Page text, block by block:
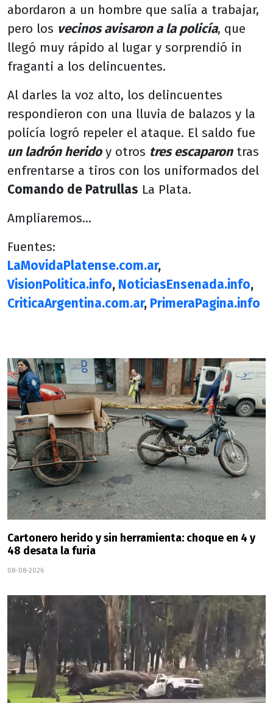
abordaron a un hombre que salía a trabajar,
pero los vecinos avisaron a la policía, que
llegó muy rápido al lugar y sorprendió in
fraganti a los delincuentes.
Al darles la voz alto, los delincuentes
respondieron con una lluvia de balazos y la
policía logró repeler el ataque. El saldo fue
un ladrón heridoy otros tres escaparontras
enfrentarse a tiros con los uniformados del
Comando de Patrullas La Plata.
Ampliaremos...
Fuentes:
LaMovidaPlatense.com.ar,
VisionPolitica.info, NoticiasEnsenada.info,
CriticaArgentina.com.ar, PrimeraPagina.info
Cartonero herido y sin herramienta: choque en 4 y
48 desata la furia
08-08-2026